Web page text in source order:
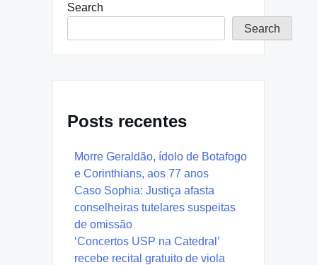
Search
Search
Posts recentes
Morre Geraldão, ídolo de Botafogo
e Corinthians, aos 77 anos
Caso Sophia: Justiça afasta
conselheiras tutelares suspeitas
de omissão
‘Concertos USP na Catedral’
recebe recital gratuito de viola